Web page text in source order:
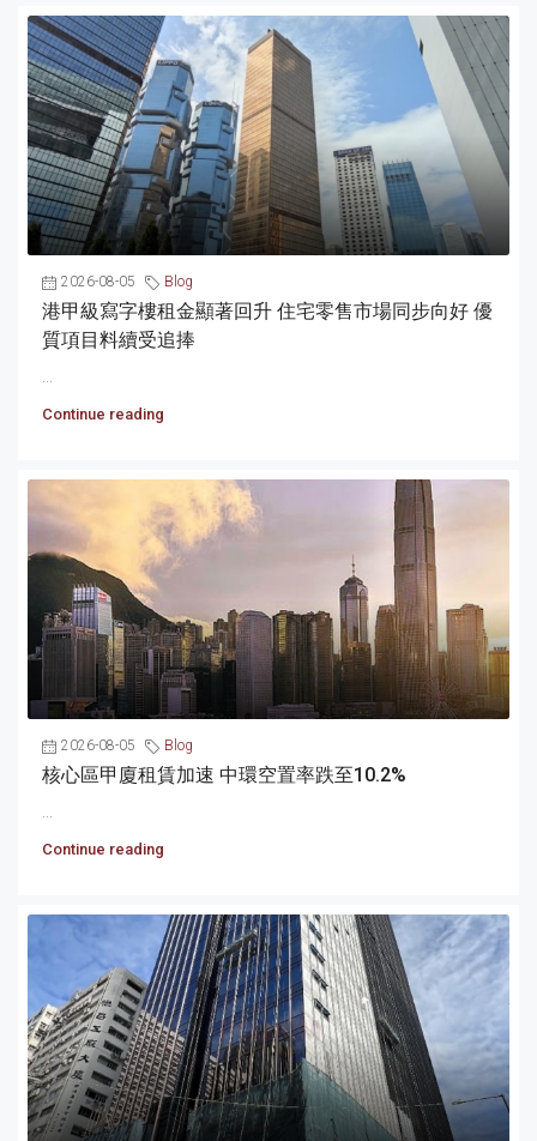
2026-08-05 Blog
港甲級寫字樓租金顯著回升 住宅零售市場同步向好 優
質項目料續受追捧
...
Continue reading
2026-08-05 Blog
核心區甲廈租賃加速 中環空置率跌至10.2%
...
Continue reading